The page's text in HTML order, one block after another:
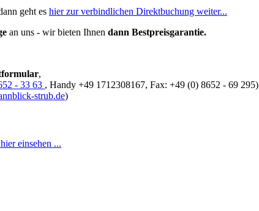
geht es hier zur verbindlichen Direktbuchung weiter...
an uns - wir bieten Ihnen dann Bestpreisgarantie.
,
- 33 63 , Handy +49 1712308167, Fax: +49 (0) 8652 - 69 295)
strub.de)
einsehen ...